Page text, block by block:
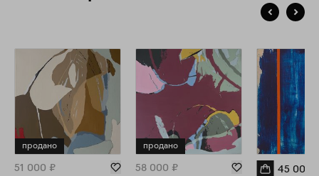
продано
51 000 ₽
продано
58 000 ₽ 45 000